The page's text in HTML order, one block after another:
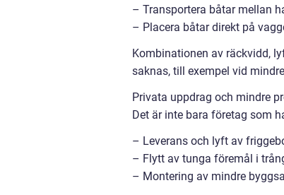
– Transportera båtar mellan
– Placera båtar direkt på
Kombinationen av räckvidd,
saknas, till exempel vid
Privata uppdrag och mindre
Det är inte bara företag som
– Leverans och lyft av
– Flytt av tunga föremål i
– Montering av mindre